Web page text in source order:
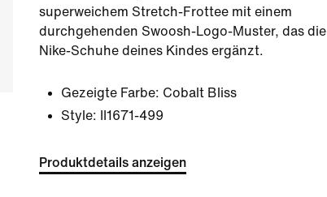
superweichem Stretch-Frottee mit einem
durchgehenden Swoosh-Logo-Muster, das die
Nike-Schuhe deines Kindes ergänzt.
Gezeigte Farbe: Cobalt Bliss
Style:
II1671-499
Produktdetails anzeigen